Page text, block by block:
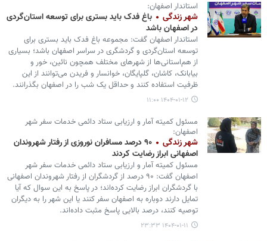
استاندار اصفهان:
شهر زندگی
باغ فدک باید بستری برای توسعه استان‌گردی
در اصفهان باشد
استاندار اصفهان گفت: مجموعه باغ فدک باید بستری برای
توسعه استان‌گردی و گردشگری در سراسر اصفهان باشد؛ بسیاری
از هم‌استانی‌ها از شهرهای مختلف همچون نائین، خور و
بیابانک، کاشان، گلپایگان، خوانسار و فریدن می‌توانند از این
ظرفیت استفاده کنند و حداقل یک شب را در اصفهان بگذرانند.
۱۴۰۴-۰۱-۱۲ ۱۱:۰۰
مسئول کمیته آمار و ارزیابی ستاد دائمی خدمات سفر شهر
اصفهان:
شهر زندگی
۹۰ درصد مسافران نوروزی از رفتار شهروندان
اصفهانی ابراز رضایت کردند
مسئول کمیته آمار و ارزیابی ستاد دائمی خدمات سفر شهر
اصفهان گفت: ۹۰ درصد از گردشگران از رفتار شهروندان اصفهانی
با گردشگران ابراز رضایت کرده‌اند؛ در پاسخ به این سوال که آیا
تمایل دارند دوباره به اصفهان سفر کنند یا این شهر را به دیگران
توصیه کنند، درصد بالایی پاسخ مثبت داده‌اند.
۱۴۰۴-۰۱-۱۱ ۲۳:۳۳